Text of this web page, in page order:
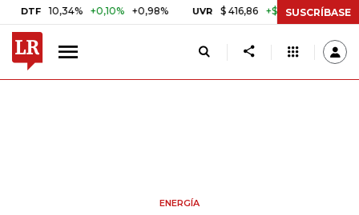
10,34% +0,10% +0,98% UVR $ 416,86 +$ 0,05 +0,01%SUSCRÍBASE
ENERGÍA